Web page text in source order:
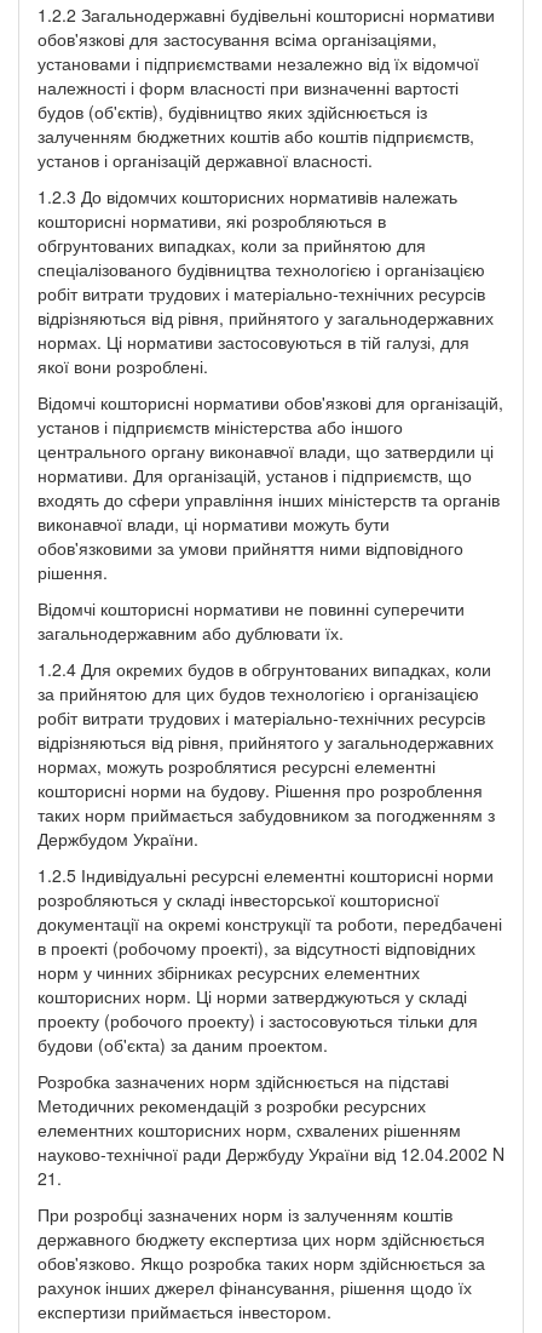
1.2.2 Загальнодержавні будівельні кошторисні нормативи
обов'язкові для застосування всіма організаціями,
установами і підприємствами незалежно від їх відомчої
належності і форм власності при визначенні вартості
будов (об'єктів), будівництво яких здійснюється із
залученням бюджетних коштів або коштів підприємств,
установ і організацій державної власності.
1.2.3 До відомчих кошторисних нормативів належать
кошторисні нормативи, які розробляються в
обгрунтованих випадках, коли за прийнятою для
спеціалізованого будівництва технологією і організацією
робіт витрати трудових і матеріально-технічних ресурсів
відрізняються від рівня, прийнятого у загальнодержавних
нормах. Ці нормативи застосовуються в тій галузі, для
якої вони розроблені.
Відомчі кошторисні нормативи обов'язкові для організацій,
установ і підприємств міністерства або іншого
центрального органу виконавчої влади, що затвердили ці
нормативи. Для організацій, установ і підприємств, що
входять до сфери управління інших міністерств та органів
виконавчої влади, ці нормативи можуть бути
обов'язковими за умови прийняття ними відповідного
рішення.
Відомчі кошторисні нормативи не повинні суперечити
загальнодержавним або дублювати їх.
1.2.4 Для окремих будов в обгрунтованих випадках, коли
за прийнятою для цих будов технологією і організацією
робіт витрати трудових і матеріально-технічних ресурсів
відрізняються від рівня, прийнятого у загальнодержавних
нормах, можуть розроблятися ресурсні елементні
кошторисні норми на будову. Рішення про розроблення
таких норм приймається забудовником за погодженням з
Держбудом України.
1.2.5 Індивідуальні ресурсні елементні кошторисні норми
розробляються у складі інвесторської кошторисної
документації на окремі конструкції та роботи, передбачені
в проекті (робочому проекті), за відсутності відповідних
норм у чинних збірниках ресурсних елементних
кошторисних норм. Ці норми затверджуються у складі
проекту (робочого проекту) і застосовуються тільки для
будови (об'єкта) за даним проектом.
Розробка зазначених норм здійснюється на підставі
Методичних рекомендацій з розробки ресурсних
елементних кошторисних норм, схвалених рішенням
науково-технічної ради Держбуду України від 12.04.2002 N
21.
При розробці зазначених норм із залученням коштів
державного бюджету експертиза цих норм здійснюється
обов'язково. Якщо розробка таких норм здійснюється за
рахунок інших джерел фінансування, рішення щодо їх
експертизи приймається інвестором.